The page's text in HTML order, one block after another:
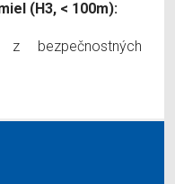
(H3, < 100m):
bezpečnostných